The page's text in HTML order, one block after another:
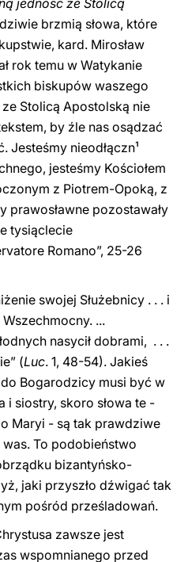
jedność ze Stolicą
brzmią słowa, które
kard. Mirosław
rok temu w Watykanie
biskupów waszego
ze Stolicą Apostolską nie
by źle nas osądzać
Jesteśmy nieodłączn¹
jesteśmy Kościołem
z Piotrem-Opoką, z
prawosławne pozostawały
tysiąclecie
Romano”, 25-26
swojej Służebnicy . . . i
...
nasycił dobrami, . . .
(Luc. 1, 48-54). Jakieś
Bogarodzicy musi być w
siostry, skoro słowa te -
Maryi - są tak prawdziwe
To podobieństwo
bizantyńsko-
jaki przyszło dźwigać tak
pośród prześladowań.
zawsze jest
wspomnianego przed